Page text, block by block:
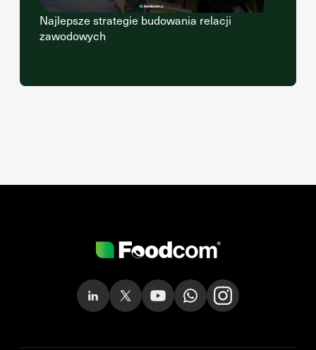
Najlepsze strategie budowania relacji
zawodowych